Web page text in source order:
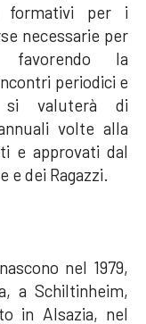
formativi per i
necessarie per
la
periodici e
si valuterà di
volte alla
e approvati dal
e dei Ragazzi.
nel 1979,
a Schiltinheim,
in Alsazia, nel